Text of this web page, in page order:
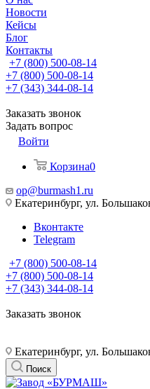
Новости
Кейсы
Блог
Контакты
+7 (800) 500-08-14
+7 (800) 500-08-14
+7 (343) 344-08-14
Заказать звонок
Задать вопрос
Войти
Корзина0
op@burmash1.ru
Екатеринбург, ул.
Вконтакте
Telegram
+7 (800) 500-08-14
+7 (800) 500-08-14
+7 (343) 344-08-14
Заказать звонок
Екатеринбург, ул.
Поиск